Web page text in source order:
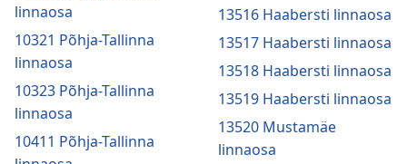
linnaosa
10321 Põhja-Tallinna
linnaosa
10323 Põhja-Tallinna
linnaosa
10411 Põhja-Tallinna
13516 Haabersti linnaosa
13517 Haabersti linnaosa
13518 Haabersti linnaosa
13519 Haabersti linnaosa
13520 Mustamäe
linnaosa